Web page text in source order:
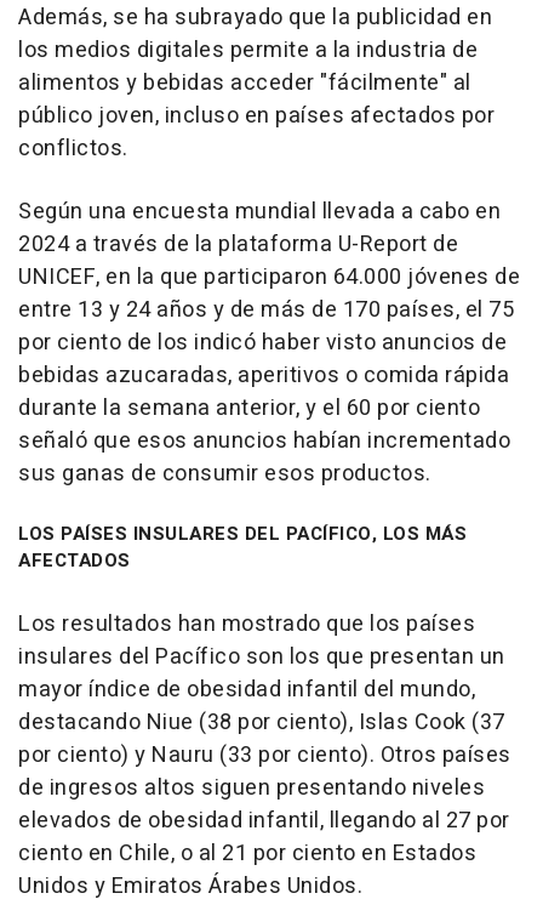
Además, se ha subrayado que la publicidad en
los medios digitales permite a la industria de
alimentos y bebidas acceder "fácilmente" al
público joven, incluso en países afectados por
conflictos.
Según una encuesta mundial llevada a cabo en
2024 a través de la plataforma U-Report de
UNICEF, en la que participaron 64.000 jóvenes de
entre 13 y 24 años y de más de 170 países, el 75
por ciento de los indicó haber visto anuncios de
bebidas azucaradas, aperitivos o comida rápida
durante la semana anterior, y el 60 por ciento
señaló que esos anuncios habían incrementado
sus ganas de consumir esos productos.
LOS PAÍSES INSULARES DEL PACÍFICO, LOS MÁS
AFECTADOS
Los resultados han mostrado que los países
insulares del Pacífico son los que presentan un
mayor índice de obesidad infantil del mundo,
destacando Niue (38 por ciento), Islas Cook (37
por ciento) y Nauru (33 por ciento). Otros países
de ingresos altos siguen presentando niveles
elevados de obesidad infantil, llegando al 27 por
ciento en Chile, o al 21 por ciento en Estados
Unidos y Emiratos Árabes Unidos.